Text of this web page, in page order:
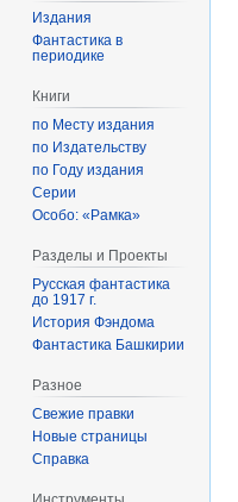
Издания
Фантастика в
периодике
Книги
по Месту издания
по Издательству
по Году издания
Серии
Особо: «Рамка»
Разделы и Проекты
Русская фантастика
до 1917 г.
История Фэндома
Фантастика Башкирии
Разное
Свежие правки
Новые страницы
Справка